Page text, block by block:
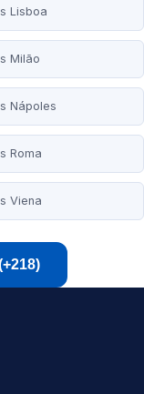
Lisboa
Milão
Nápoles
Roma
Viena